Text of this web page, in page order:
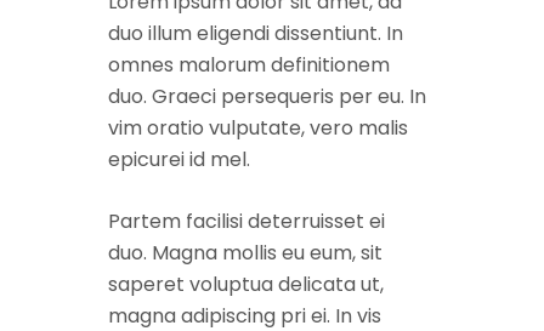
duo illum eligendi dissentiunt. In
omnes malorum definitionem
duo. Graeci persequeris per eu. In
vim oratio vulputate, vero malis
epicurei id mel.
Partem facilisi deterruisset ei
duo. Magna mollis eu eum, sit
saperet voluptua delicata ut,
magna adipiscing pri ei. In vis